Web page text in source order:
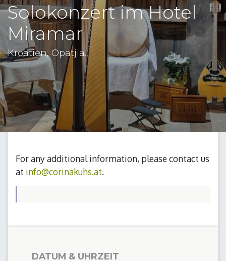
Solokonzert im Hotel
Miramar
Kroatien, Opatjia.
For any additional information, please contact us
at info@corinakuhs.at.
DATUM & UHRZEIT